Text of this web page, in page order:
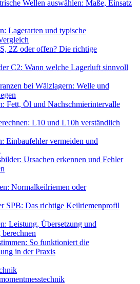
Wellen auswählen: Maße, Einsatz
Lagerarten und typische
2Z oder offen? Die richtige
C2: Wann welche Lagerluft sinnvoll
bei Wälzlagern: Welle und
Fett, Öl und Nachschmierintervalle
L10 und L10h verständlich
Einbaufehler vermeiden und
Ursachen erkennen und Fehler
Normalkeilriemen oder
SPB: Das richtige Keilriemenprofil
Leistung, Übersetzung und
So funktioniert die
in der Praxis